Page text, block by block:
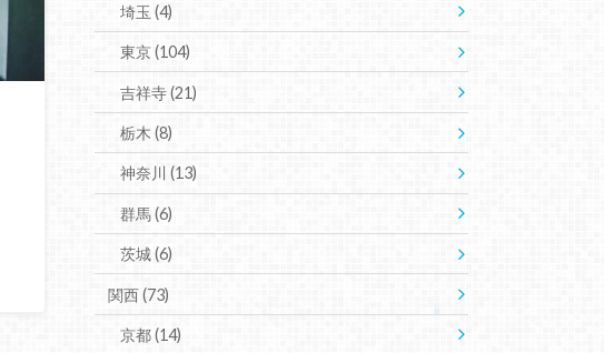
埼玉(4)
東京(104)
吉祥寺(21)
栃木(8)
神奈川(13)
群馬(6)
茨城(6)
関西(73)
京都(14)